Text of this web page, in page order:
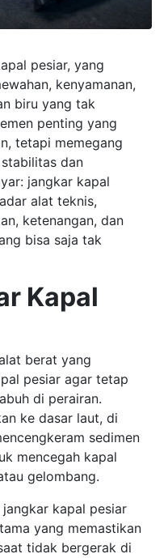
pesiar, yang
kenyamanan,
biru yang tak
penting yang
tetapi memegang
dan
jangkar kapal
alat teknis,
ketenangan, dan
bisa saja tak
Kapal
berat yang
pesiar agar tetap
di perairan.
ke dasar laut, di
sedimen
mencegah kapal
gelombang.
kapal pesiar
yang memastikan
tidak bergerak di